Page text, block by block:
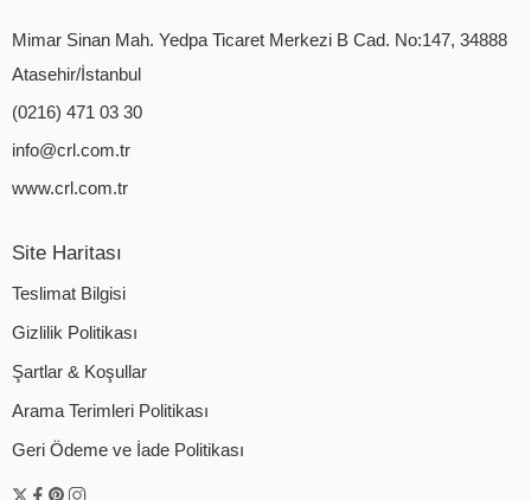
Mimar Sinan Mah. Yedpa Ticaret Merkezi B Cad. No:147, 34888
Atasehir/İstanbul
(0216) 471 03 30
info@crl.com.tr
www.crl.com.tr
Site Haritası
Teslimat Bilgisi
Gizlilik Politikası
Şartlar & Koşullar
Arama Terimleri Politikası
Geri Ödeme ve İade Politikası